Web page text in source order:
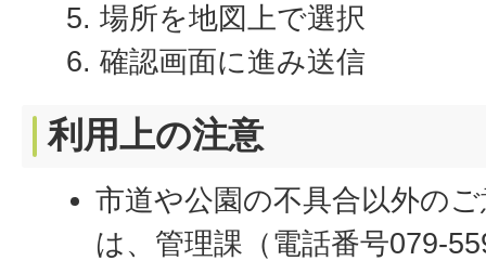
場所を地図上で選択
確認画面に進み送信
利用上の注意
市道や公園の不具合以外の
は、管理課（電話番号079-